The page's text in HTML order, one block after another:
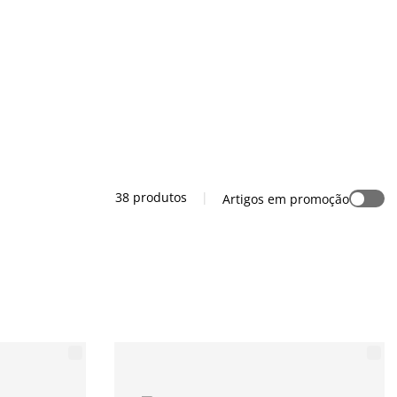
38 produtos | Artigos em promoção